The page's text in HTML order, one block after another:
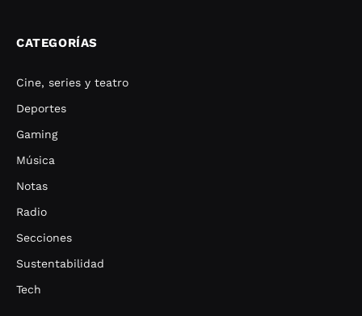
CATEGORÍAS
Cine, series y teatro
Deportes
Gaming
Música
Notas
Radio
Secciones
Sustentabilidad
Tech